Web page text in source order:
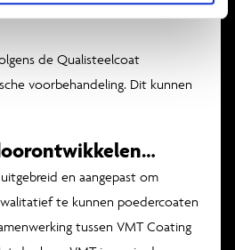
het totale proces is zelfs al met
de Qualisteelcoat
voorbehandeling. Dit kunnen
en aangepast om
te kunnen poedercoaten
tussen VMT Coating